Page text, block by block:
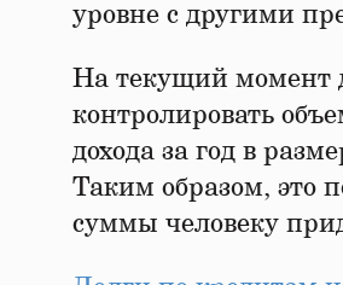
уровне с другими
На текущий момент
контролировать
дохода за год в
Таким образом, это
суммы человеку